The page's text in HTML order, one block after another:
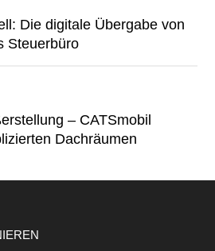
Die digitale Übergabe von
Steuerbüro
– CATSmobil
Dachräumen